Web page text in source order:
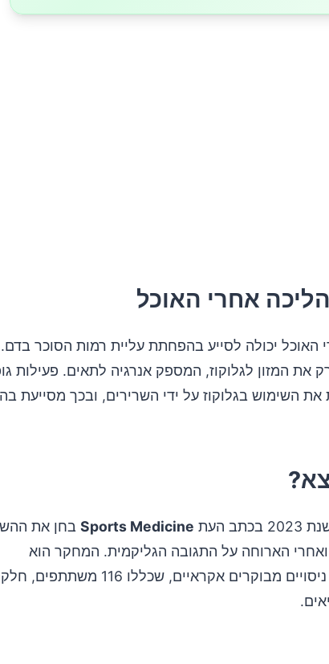
אחרי האוכל
דקות אחרי האוכל יכולה לסייע בהפחתת עליית רמות הסוכר
את המזון לגלוקוז, המספק אנרגיה לתאים. פעילות
את השימוש בגלוקוז על ידי השרירים, ובכך מסייעת
העת Sports Medicine בחן את
ואחרי הארוחה על התגובה הגליקמית. המחקר הוא
מטא-אנליזה של שמונה ניסויים מבוקרים אקראיים, שכללו